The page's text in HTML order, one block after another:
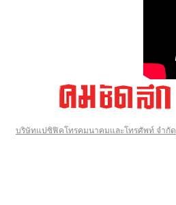
บริษัทแปซิฟิคโทรคมนาคมและโทรศัพท์ จำกัด